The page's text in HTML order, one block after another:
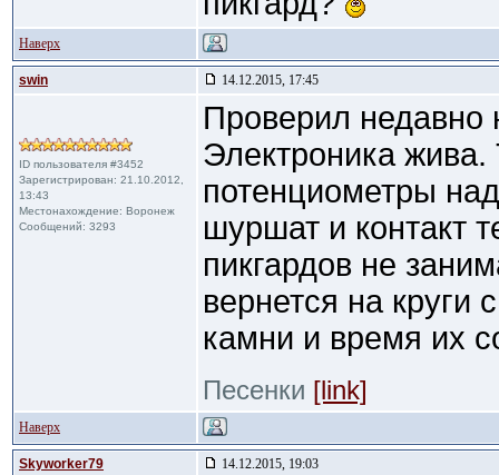
Наверх
swin 14.12.2015, 17:45
ID пользователя #3452
Зарегистрирован: 21.10.2012,
13:43
Местонахождение: Воронеж
Сообщений: 3293
Проверил недавно
Электроника
потенциометры
шуршат и контакт
пикгардов не
вернется на круги
камни и время их
Песенки [link]
Наверх
Skyworker79 14.12.2015, 19:03